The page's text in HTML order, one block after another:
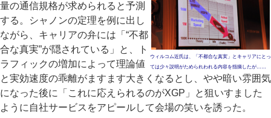
ウィルコム近氏は、「不都合な真実」とキャリアにとっ
ては少々説明がためられわれる内容を指摘したが……
量の通信規格が求められると予測
する。シャノンの定理を例に出し
ながら、キャリアの弁には「“不都
合な真実”が隠されている」と、ト
ラフィックの増加によって理論値
と実効速度の乖離がますます大きくなるとし、やや暗い雰囲気
になった後に「これに応えられるのがXGP」と狙いすました
ように自社サービスをアピールして会場の笑いを誘った。